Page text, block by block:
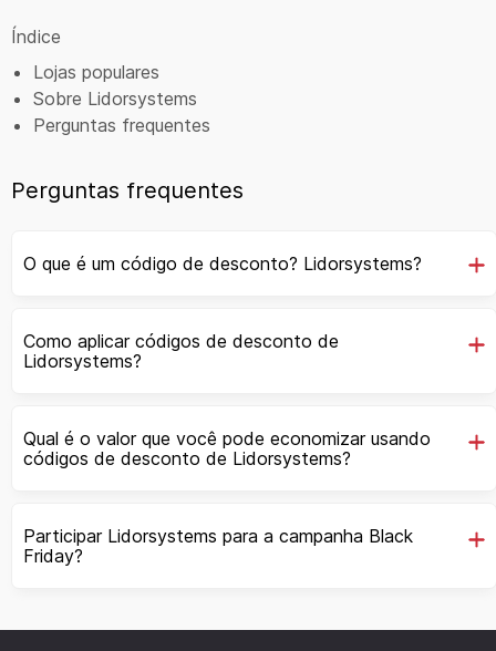
Índice
Lojas populares
Sobre Lidorsystems
Perguntas frequentes
Perguntas frequentes
O que é um código de desconto? Lidorsystems?
Como aplicar códigos de desconto de
Lidorsystems?
Qual é o valor que você pode economizar usando
códigos de desconto de Lidorsystems?
Participar Lidorsystems para a campanha Black
Friday?